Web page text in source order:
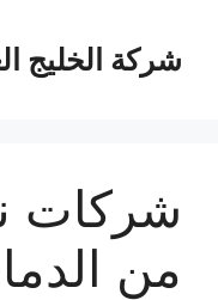
المحتوىشركة الخليج
شركات
من